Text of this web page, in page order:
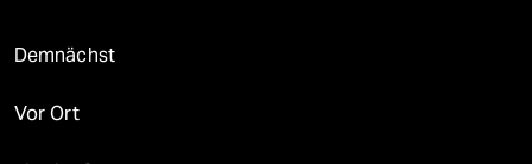
Demnächst
Vor Ort